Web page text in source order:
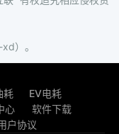
）。
耗
EV电耗
心
软件下载
户协议